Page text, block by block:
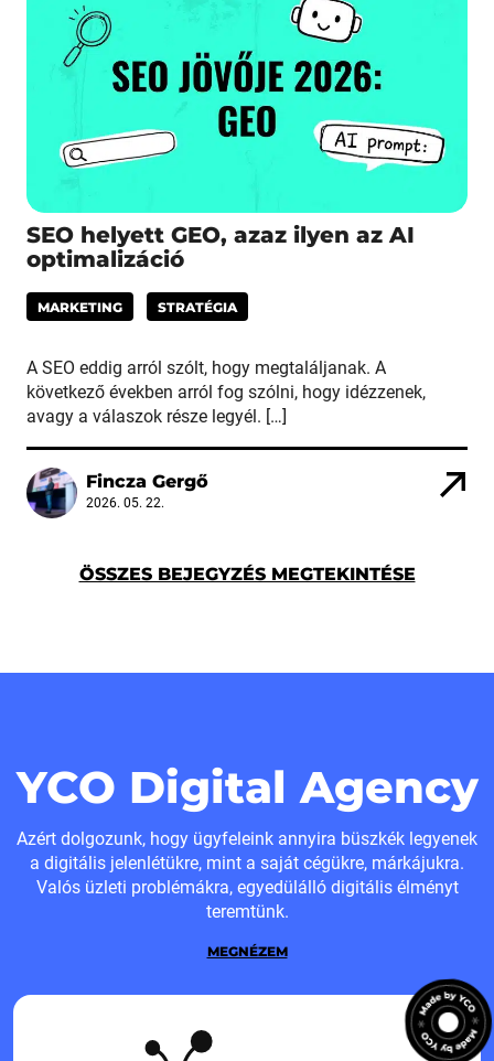
SEO helyett GEO, azaz ilyen az AI
optimalizáció
MARKETING STRATÉGIA
A SEO eddig arról szólt, hogy megtaláljanak. A
következő években arról fog szólni, hogy idézzenek,
avagy a válaszok része legyél. […]
Fincza Gergő
2026. 05. 22.
ÖSSZES BEJEGYZÉS MEGTEKINTÉSE
YCO Digital Agency
Azért dolgozunk, hogy ügyfeleink annyira büszkék legyenek
a digitális jelenlétükre, mint a saját cégükre, márkájukra.
Valós üzleti problémákra, egyedülálló digitális élményt
teremtünk.
MEGNÉZEM